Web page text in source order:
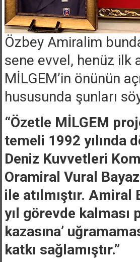
Özbey Amiralim
sene evvel, henüz ilk
MİLGEM’in önünün
hususunda şunları
“Özetle MİLGEM
temeli 1992 yılında
Deniz Kuvvetleri
Oramiral Vural
ile atılmıştır. Amiral
yıl görevde kalması
kazasına’
katkı sağlamıştır.”